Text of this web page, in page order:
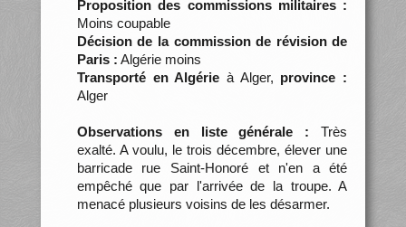
Proposition des commissions militaires :
Moins coupable
Décision de la commission de révision de
Paris : Algérie moins
Transporté en Algérie à Alger, province :
Alger
Observations en liste générale : Très
exalté. A voulu, le trois décembre, élever une
barricade rue Saint-Honoré et n'en a été
empêché que par l'arrivée de la troupe. A
menacé plusieurs voisins de les désarmer.